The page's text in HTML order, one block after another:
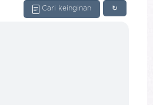
↻
Cari keinginan